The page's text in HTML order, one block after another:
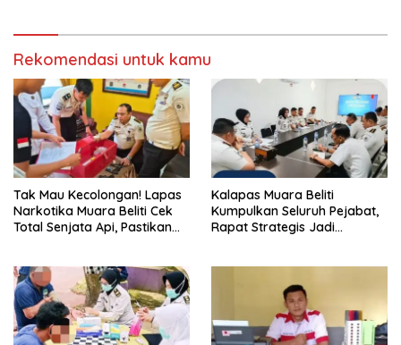
Rekomendasi untuk kamu
Tak Mau Kecolongan! Lapas
Narkotika Muara Beliti Cek
Total Senjata Api, Pastikan
Kalapas Muara Beliti
Kumpulkan Seluruh Pejabat,
Rapat Strategis Jadi